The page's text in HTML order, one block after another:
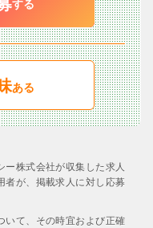
する
ある
株式会社が収集した求人
者が、掲載求人に対し応募
いて、その時宜および正確